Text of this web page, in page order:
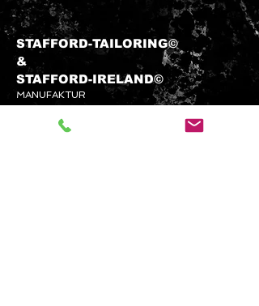
STAFFORD-TAILORING©
&​
STAFFORD-IRELAND©
MANUFAKTUR
info@stafford-tailoring.com
+49 (0) 1573 5 60 80 70